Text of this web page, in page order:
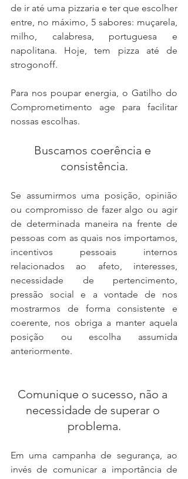
de ir até uma pizzaria e ter que escolher
entre, no máximo, 5 sabores: muçarela,
milho, calabresa, portuguesa e
napolitana. Hoje, tem pizza até de
strogonoff.
Para nos poupar energia, o Gatilho do
Comprometimento age para facilitar
nossas escolhas.
Buscamos coerência e
consistência.
Se assumirmos uma posição, opinião
ou compromisso de fazer algo ou agir
de determinada maneira na frente de
pessoas com as quais nos importamos,
incentivos pessoais internos
relacionados ao afeto, interesses,
necessidade de pertencimento,
pressão social e a vontade de nos
mostrarmos de forma consistente e
coerente, nos obriga a manter aquela
posição ou escolha assumida
anteriormente.
Comunique o sucesso, não a
necessidade de superar o
problema.
Em uma campanha de segurança, ao
invés de comunicar a importância de